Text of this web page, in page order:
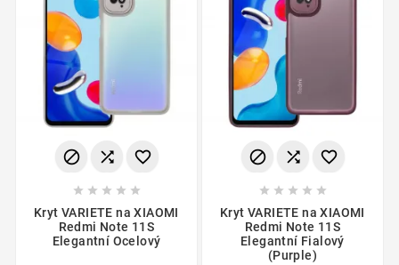
  
    
Kryt VARIETE na XIAOMI
Redmi Note 11S
Elegantní Ocelový
  
    
Kryt VARIETE na XIAOMI
Redmi Note 11S
Elegantní Fialový
(Purple)